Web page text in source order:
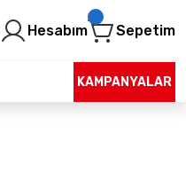
Hesabım Sepetim
KAMPANYALAR